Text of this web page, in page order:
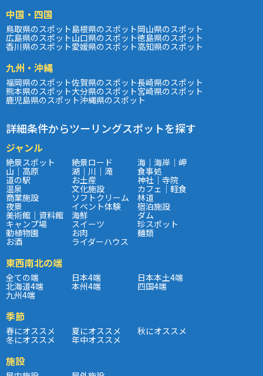
中国・四国
鳥取県のスポット島根県のスポット岡山県のスポット
広島県のスポット山口県のスポット徳島県のスポット
香川県のスポット愛媛県のスポット高知県のスポット
九州・沖縄
福岡県のスポット佐賀県のスポット長崎県のスポット
熊本県のスポット大分県のスポット宮崎県のスポット
鹿児島県のスポット沖縄県のスポット
詳細条件からツーリングスポットを探す
ジャンル
絶景スポット 絶景ロード 海｜海岸｜岬
山｜高原 湖｜川｜滝 食事処
道の駅 お土産 神社｜寺院
温泉 文化施設 カフェ｜軽食
商業施設 ソフトクリーム 林道
夜景 イベント体験 宿泊施設
美術館｜資料館 海鮮 ダム
キャンプ場 スイーツ 珍スポット
動植物園 お肉 麺類
お酒 ライダーハウス
東西南北の端
全ての端 日本4端 日本本土4端
北海道4端 本州4端 四国4端
九州4端
季節
春にオススメ 夏にオススメ 秋にオススメ
冬にオススメ 年中オススメ
施設